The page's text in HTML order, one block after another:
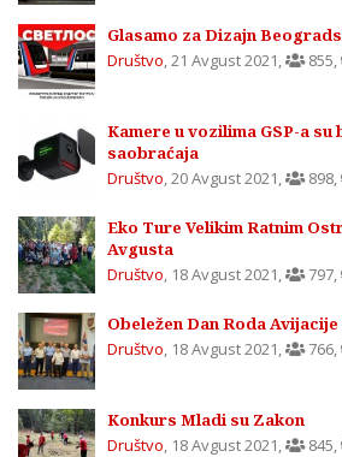
Glasamo za Dizajn
Društvo,21 Avgust 2021, 855,
Kamere u vozilima GSP-a
saobraćaja
Društvo,20 Avgust 2021, 898,
Eko Ture Velikim Ratnim
Avgusta
Društvo, 18 Avgust 2021, 797,
Obeležen Dan Roda Avijacije
Društvo, 18 Avgust 2021, 766,
Konkurs Mladi su Zakon
Društvo, 18 Avgust 2021, 845,